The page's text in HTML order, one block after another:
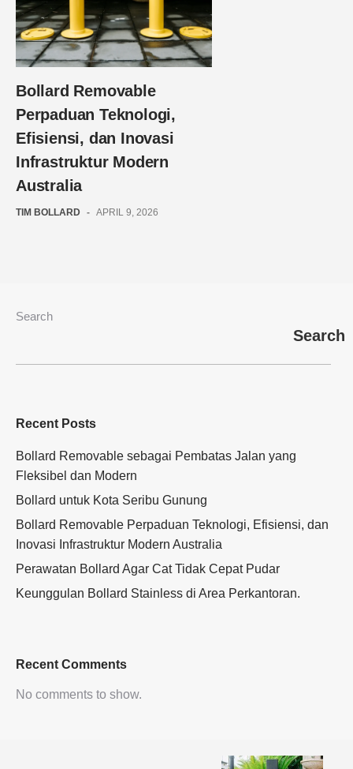
Bollard Removable
Perpaduan Teknologi,
Efisiensi, dan Inovasi
Infrastruktur Modern
Australia
TIM BOLLARD - APRIL 9, 2026
Search
Search
Recent Posts
Bollard Removable sebagai Pembatas Jalan yang
Fleksibel dan Modern
Bollard untuk Kota Seribu Gunung
Bollard Removable Perpaduan Teknologi, Efisiensi, dan
Inovasi Infrastruktur Modern Australia
Perawatan Bollard Agar Cat Tidak Cepat Pudar
Keunggulan Bollard Stainless di Area Perkantoran.
Recent Comments
No comments to show.